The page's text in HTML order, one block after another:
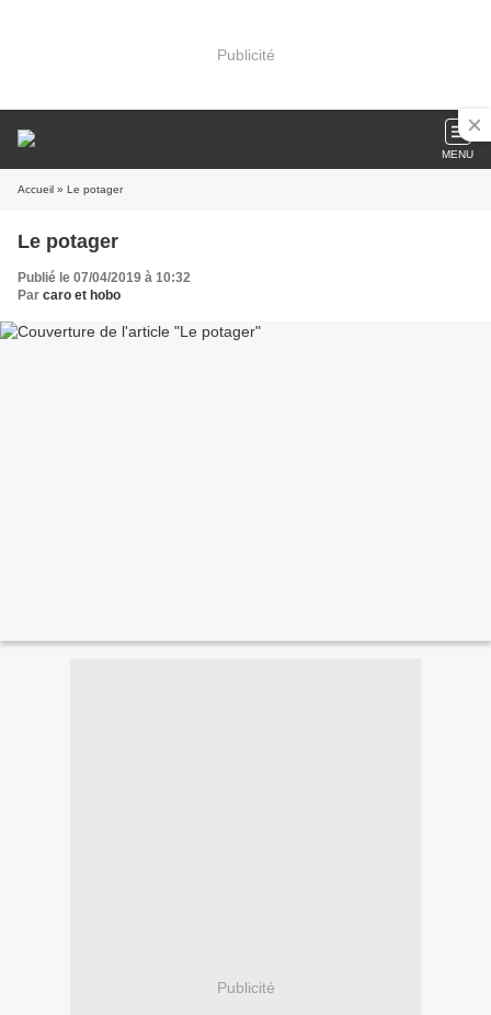
Publicité
MENU
Accueil » Le potager
Le potager
Publié le 07/04/2019 à 10:32
Par caro et hobo
Publicité